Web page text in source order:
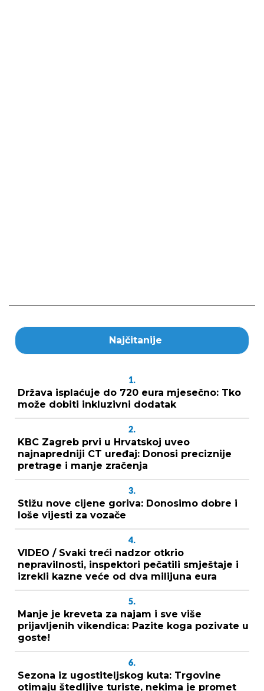
Najčitanije
1.
Država isplaćuje do 720 eura mjesečno: Tko
može dobiti inkluzivni dodatak
2.
KBC Zagreb prvi u Hrvatskoj uveo
najnapredniji CT uređaj: Donosi preciznije
pretrage i manje zračenja
3.
Stižu nove cijene goriva: Donosimo dobre i
loše vijesti za vozače
4.
VIDEO / Svaki treći nadzor otkrio
nepravilnosti, inspektori pečatili smještaje i
izrekli kazne veće od dva milijuna eura
5.
Manje je kreveta za najam i sve više
prijavljenih vikendica: Pazite koga pozivate u
goste!
6.
Sezona iz ugostiteljskog kuta: Trgovine
otimaju štedljive turiste, nekima je promet